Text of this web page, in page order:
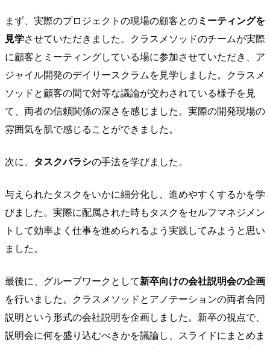
まず、実際のプロジェクトの現場の顧客とのミーティングを
見学させていただきました。クラスメソッドのチームが実際
に顧客とミーティングしている場に参加させていただき、ア
ジャイル開発のデイリースクラムを見学しました。クラスメ
ソッドと顧客の間で対等な議論が交わされている様子を見
て、両者の信頼関係の深さを感じました。実際の開発現場の
雰囲気を肌で感じることができました。
次に、 タスクバラシの手法を学びました。
与えられたタスクをいかに細分化し、進めやすくするかを学
びました。実際に配属された時もタスクをセルフマネジメン
トして効率よく仕事を進められるよう実践してみようと思い
ました。
最後に、グループワークとして新卒向けの会社説明会の企画
を行いました。クラスメソッドとアノテーションの両者合同
説明という形式の会社説明を企画しました。新卒の視点で、
説明会に何を盛り込むべきかを議論し、スライドにまとめま